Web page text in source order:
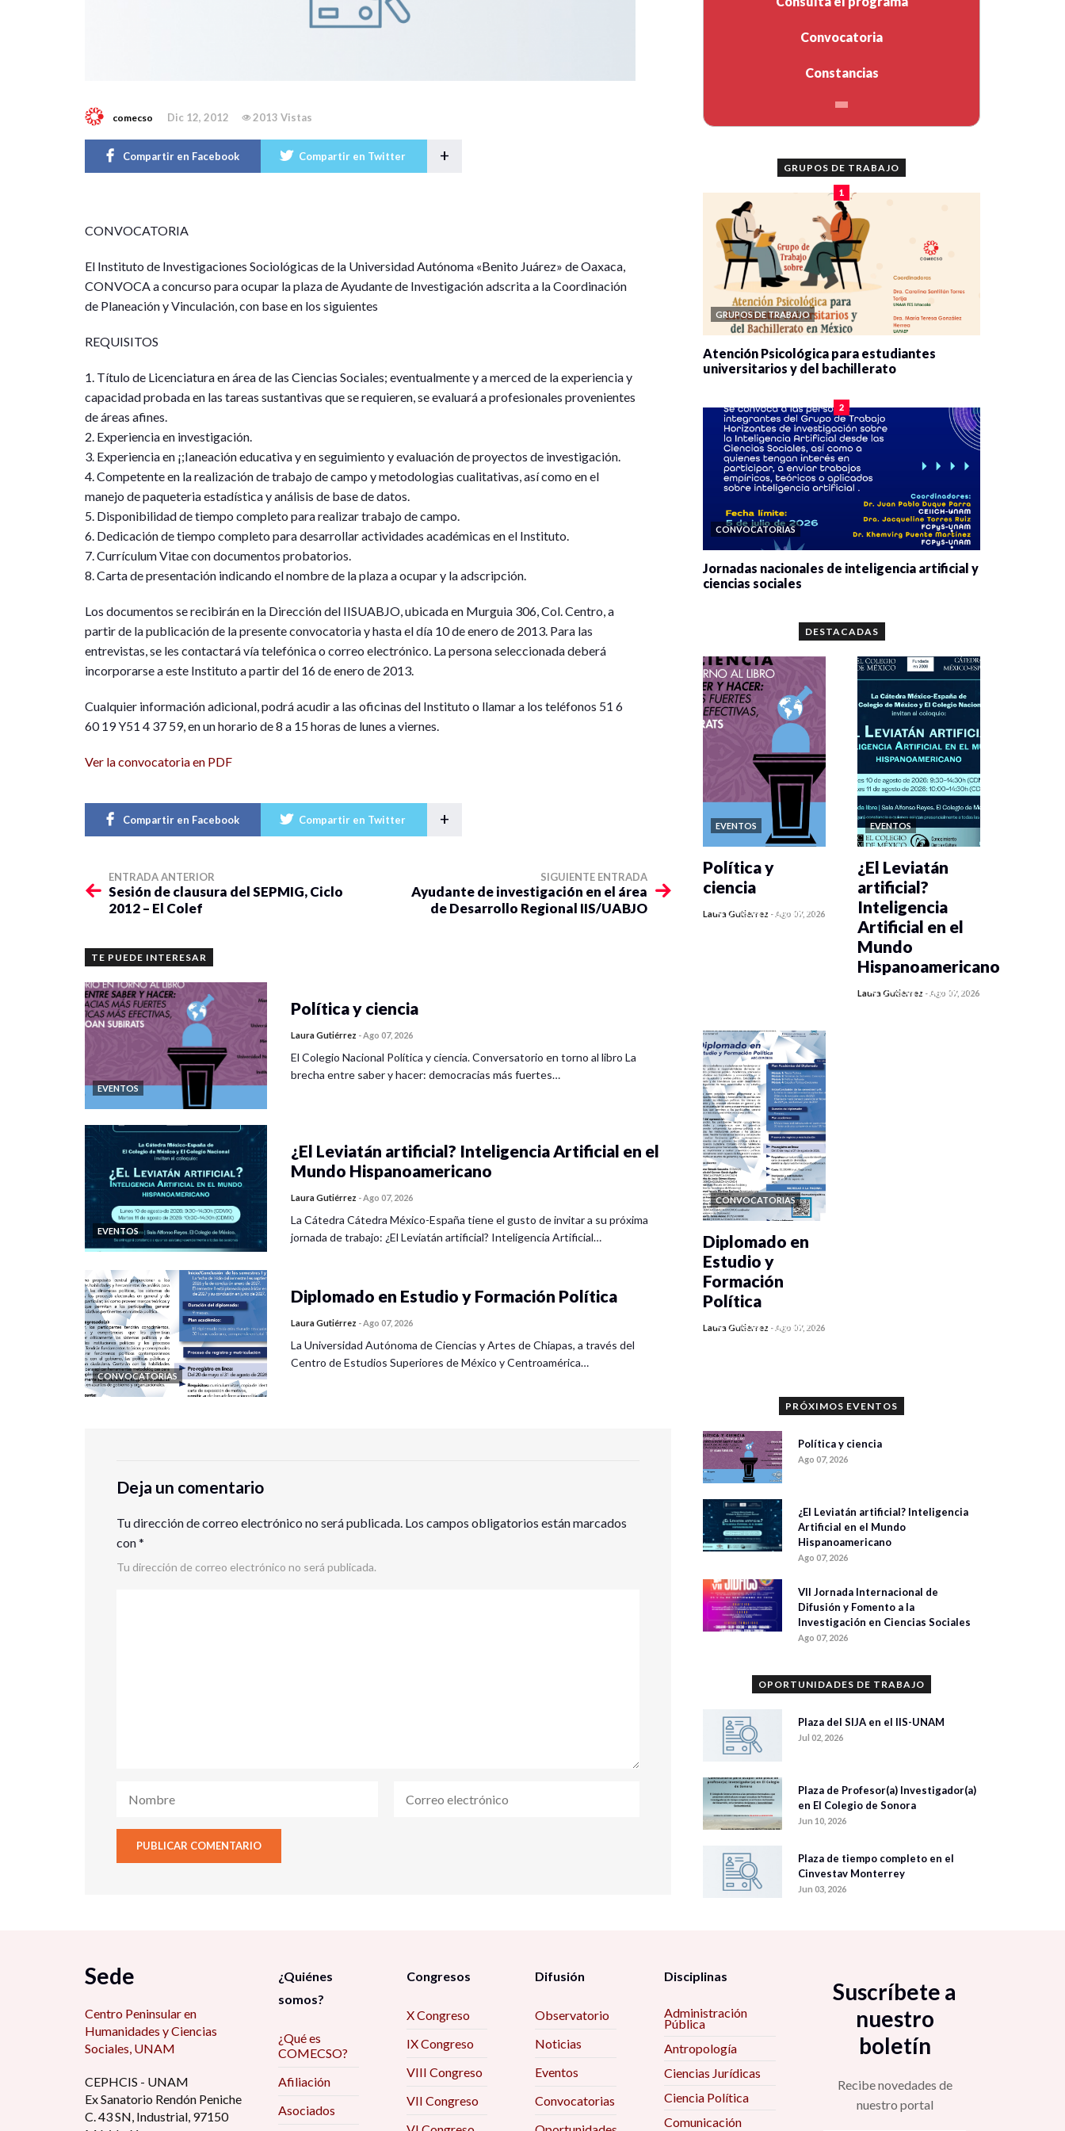
comecso Dic 12, 2012 2013 Vistas
Compartir en Facebook Compartir en Twitter +
CONVOCATORIA
El Instituto de Investigaciones Sociológicas de la Universidad Autónoma «Benito Juárez» de Oaxaca,
CONVOCA a concurso para ocupar la plaza de Ayudante de Investigación adscrita a la Coordinación
de Planeación y Vinculación, con base en los siguientes
REQUISITOS
1. Título de Licenciatura en área de las Ciencias Sociales; eventualmente y a merced de la experiencia y
capacidad probada en las tareas sustantivas que se requieren, se evaluará a profesionales provenientes
de áreas afines.
2. Experiencia en investigación.
3. Experiencia en ¡;Ianeación educativa y en seguimiento y evaluación de proyectos de investigación.
4. Competente en la realización de trabajo de campo y metodologias cualitativas, así como en el
manejo de paqueteria estadística y análisis de base de datos.
5. Disponibilidad de tiempo completo para realizar trabajo de campo.
6. Dedicación de tiempo completo para desarrollar actividades académicas en el Instituto.
7. Currículum Vitae con documentos probatorios.
8. Carta de presentación indicando el nombre de la plaza a ocupar y la adscripción.
Los documentos se recibirán en la Dirección del IISUABJO, ubicada en Murguia 306, Col. Centro, a
partir de la publicación de la presente convocatoria y hasta el día 10 de enero de 2013. Para las
entrevistas, se les contactará vía telefónica o correo electrónico. La persona seleccionada deberá
incorporarse a este Instituto a partir del 16 de enero de 2013.
Cualquier información adicional, podrá acudir a las oficinas del Instituto o llamar a los teléfonos 51 6
60 19 Y51 4 37 59, en un horario de 8 a 15 horas de lunes a viernes.
Ver la convocatoria en PDF
Compartir en Facebook Compartir en Twitter +
ENTRADA ANTERIOR
Sesión de clausura del SEPMIG, Ciclo
2012 – El Colef
SIGUIENTE ENTRADA
Ayudante de investigación en el área
de Desarrollo Regional IIS/UABJO
TE PUEDE INTERESAR
EVENTOS
Política y ciencia
Laura Gutiérrez -Ago 07, 2026
El Colegio Nacional Política y ciencia. Conversatorio en torno al libro La
brecha entre saber y hacer: democracias más fuertes…
EVENTOS
¿El Leviatán artificial? Inteligencia Artificial en el
Mundo Hispanoamericano
Laura Gutiérrez -Ago 07, 2026
La Cátedra Cátedra México-España tiene el gusto de invitar a su próxima
jornada de trabajo: ¿El Leviatán artificial? Inteligencia Artificial…
CONVOCATORIAS
Diplomado en Estudio y Formación Política
Laura Gutiérrez -Ago 07, 2026
La Universidad Autónoma de Ciencias y Artes de Chiapas, a través del
Centro de Estudios Superiores de México y Centroamérica…
Deja un comentario
Tu dirección de correo electrónico no será publicada. Los campos obligatorios están marcados
con*
Tu dirección de correo electrónico no será publicada.
Convocatoria
Constancias
GRUPOS DE TRABAJO
1
GRUPOS DE TRABAJO
Atención Psicológica para estudiantes
universitarios y del bachillerato
2
CONVOCATORIAS
Jornadas nacionales de inteligencia artificial y
ciencias sociales
DESTACADAS
EVENTOS
0 veces compartido
Política y
ciencia
Laura Gutiérrez -Ago 07, 2026
EVENTOS
0 veces compartido
¿El Leviatán
artificial?
Inteligencia
Artificial en el
Mundo
Hispanoamericano
Laura Gutiérrez -Ago 07, 2026
CONVOCATORIAS
0 veces compartido
Diplomado en
Estudio y
Formación
Política
Laura Gutiérrez -Ago 07, 2026
PRÓXIMOS EVENTOS
Política y ciencia
Ago 07, 2026
¿El Leviatán artificial? Inteligencia
Artificial en el Mundo
Hispanoamericano
Ago 07, 2026
VII Jornada Internacional de
Difusión y Fomento a la
Investigación en Ciencias Sociales
Ago 07, 2026
OPORTUNIDADES DE TRABAJO
Plaza del SIJA en el IIS-UNAM
Jul 02, 2026
Plaza de Profesor(a) Investigador(a)
en El Colegio de Sonora
Jun 10, 2026
Plaza de tiempo completo en el
Cinvestav Monterrey
Jun 03, 2026
Sede
Centro Peninsular en
Humanidades y Ciencias
Sociales, UNAM
CEPHCIS - UNAM
Ex Sanatorio Rendón Peniche
C. 43 SN, Industrial, 97150
¿Quiénes
somos?
¿Qué es
COMECSO?
Afiliación
Asociados
Congresos
X Congreso
IX Congreso
VIII Congreso
VII Congreso
Difusión
Observatorio
Noticias
Eventos
Convocatorias
Disciplinas
Administración
Pública
Antropología
Ciencias Jurídicas
Ciencia Política
Comunicación
Suscríbete a
nuestro
boletín
Recibe novedades de
nuestro portal